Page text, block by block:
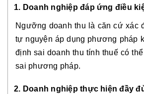
1. Doanh nghiệp đáp ứng điều
Ngưỡng doanh thu là căn cứ xác
tự nguyện áp dụng phương pháp
định sai doanh thu tính thuế có
sai phương pháp.
2. Doanh nghiệp thực hiện đầy